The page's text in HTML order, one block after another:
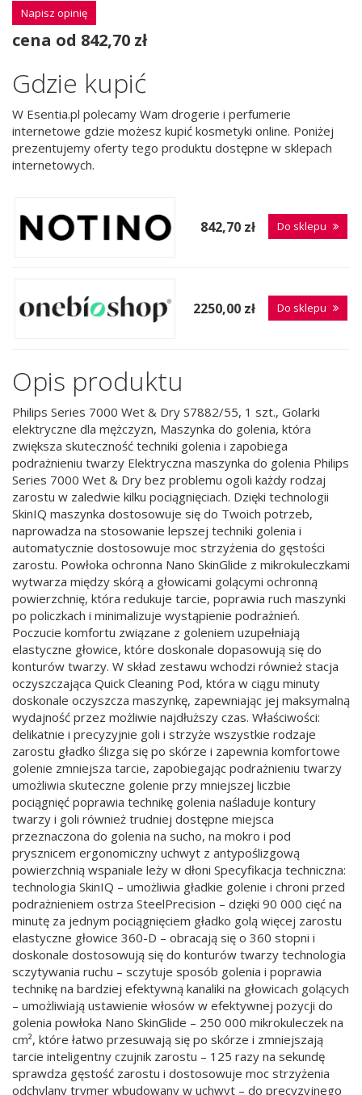
Napisz opinię
cena od 842,70 zł
Gdzie kupić
W Esentia.pl polecamy Wam drogerie i perfumerie
internetowe gdzie możesz kupić kosmetyki online. Poniżej
prezentujemy oferty tego produktu dostępne w sklepach
internetowych.
842,70 zł Do sklepu
2250,00 zł Do sklepu
Opis produktu
Philips Series 7000 Wet & Dry S7882/55, 1 szt., Golarki
elektryczne dla mężczyzn, Maszynka do golenia, która
zwiększa skuteczność techniki golenia i zapobiega
podrażnieniu twarzy Elektryczna maszynka do golenia Philips
Series 7000 Wet & Dry bez problemu ogoli każdy rodzaj
zarostu w zaledwie kilku pociągnięciach. Dzięki technologii
SkinIQ maszynka dostosowuje się do Twoich potrzeb,
naprowadza na stosowanie lepszej techniki golenia i
automatycznie dostosowuje moc strzyżenia do gęstości
zarostu. Powłoka ochronna Nano SkinGlide z mikrokuleczkami
wytwarza między skórą a głowicami golącymi ochronną
powierzchnię, która redukuje tarcie, poprawia ruch maszynki
po policzkach i minimalizuje wystąpienie podrażnień.
Poczucie komfortu związane z goleniem uzupełniają
elastyczne głowice, które doskonale dopasowują się do
konturów twarzy. W skład zestawu wchodzi również stacja
oczyszczająca Quick Cleaning Pod, która w ciągu minuty
doskonale oczyszcza maszynkę, zapewniając jej maksymalną
wydajność przez możliwie najdłuższy czas. Właściwości:
delikatnie i precyzyjnie goli i strzyże wszystkie rodzaje
zarostu gładko ślizga się po skórze i zapewnia komfortowe
golenie zmniejsza tarcie, zapobiegając podrażnieniu twarzy
umożliwia skuteczne golenie przy mniejszej liczbie
pociągnięć poprawia technikę golenia naśladuje kontury
twarzy i goli również trudniej dostępne miejsca
przeznaczona do golenia na sucho, na mokro i pod
prysznicem ergonomiczny uchwyt z antypoślizgową
powierzchnią wspaniale leży w dłoni Specyfikacja techniczna:
technologia SkinIQ – umożliwia gładkie golenie i chroni przed
podrażnieniem ostrza SteelPrecision – dzięki 90 000 cięć na
minutę za jednym pociągnięciem gładko golą więcej zarostu
elastyczne głowice 360-D – obracają się o 360 stopni i
doskonale dostosowują się do konturów twarzy technologia
sczytywania ruchu – sczytuje sposób golenia i poprawia
technikę na bardziej efektywną kanaliki na głowicach golących
– umożliwiają ustawienie włosów w efektywnej pozycji do
golenia powłoka Nano SkinGlide – 250 000 mikrokuleczek na
cm², które łatwo przesuwają się po skórze i zmniejszają
tarcie inteligentny czujnik zarostu – 125 razy na sekundę
sprawdza gęstość zarostu i dostosowuje moc strzyżenia
odchylany trymer wbudowany w uchwyt – do precyzyjnego